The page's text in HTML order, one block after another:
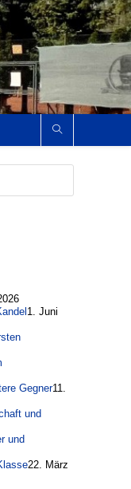
1. Juni
Gegner11.
und
und
22. März